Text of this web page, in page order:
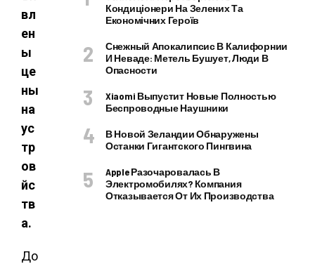
вл
ен
ы
це
ны
на
ус
тр
ов
йс
тв
а.
До
Кондиціонери На Зелених Та
Економічних Героїв
Снежный Апокалипсис В Калифорнии
И Неваде: Метель Бушует, Люди В
Опасности
Xiaomi Выпустит Новые Полностью
Беспроводные Наушники
В Новой Зеландии Обнаружены
Останки Гигантского Пингвина
Apple Разочаровалась В
Электромобилях? Компания
Отказывается От Их Производства